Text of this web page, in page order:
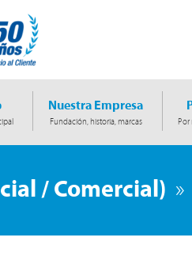
Nuestra Empresa
Fundación, historia, marcas Por
/ Comercial) »